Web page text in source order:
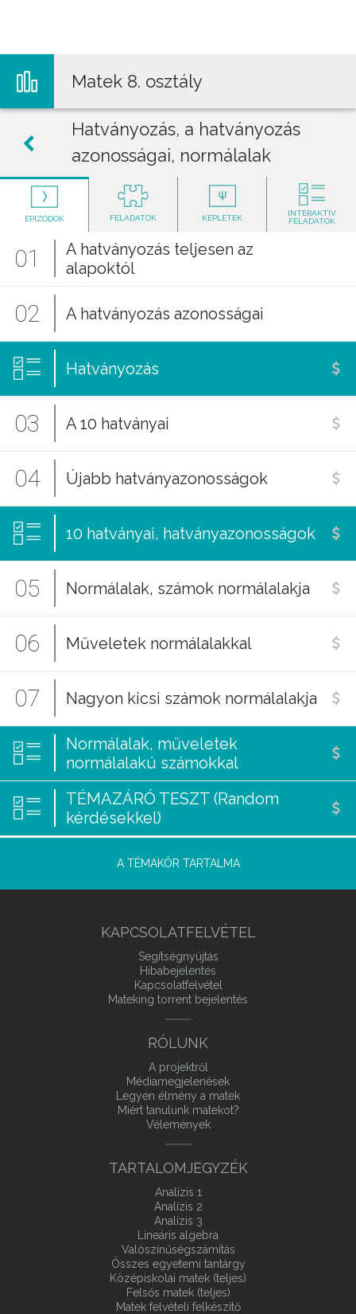
Matek 8. osztály
Hatványozás, a hatványozás
azonosságai, normálalak
EPIZÓDOK FELADATOK KÉPLETEK
INTERAKTÍV
FELADATOK
01
A hatványozás teljesen az
alapoktól
02 A hatványozás azonosságai
Hatványozás
03 A 10 hatványai
04 Újabb hatványazonosságok
10 hatványai, hatványazonosságok
05 Normálalak, számok normálalakja
06 Műveletek normálalakkal
07 Nagyon kicsi számok normálalakja
Normálalak, műveletek
normálalakú számokkal
TÉMAZÁRÓ TESZT (Random
kérdésekkel)
A TÉMAKÖR TARTALMA
KAPCSOLATFELVÉTEL
Segítségnyújtás
Hibabejelentés
Kapcsolatfelvétel
Mateking torrent bejelentés
RÓLUNK
A projektről
Médiamegjelenések
Legyen élmény a matek
Miért tanulunk matekot?
Vélemények
TARTALOMJEGYZÉK
Analízis 1
Analízis 2
Analízis 3
Lineáris algebra
Valószínűségszámítás
Összes egyetemi tantárgy
Középiskolai matek (teljes)
Felsős matek (teljes)
Matek felvételi felkészítő